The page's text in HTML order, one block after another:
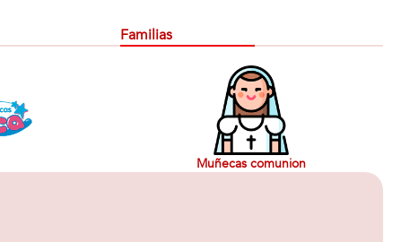
Familias
Muñecas comunion